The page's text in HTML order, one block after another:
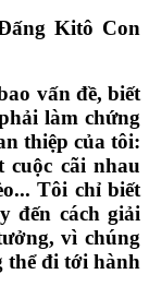
Kitô Con
vấn đề, biết
làm chứng
thiệp của tôi:
cãi nhau
Tôi chỉ biết
đến cách giải
vì chúng
thể đi tới hành